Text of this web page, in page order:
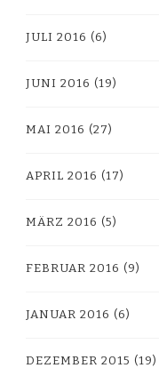
JULI 2016 (6)
JUNI 2016 (19)
MAI 2016 (27)
APRIL 2016 (17)
MÄRZ 2016 (5)
FEBRUAR 2016 (9)
JANUAR 2016 (6)
DEZEMBER 2015 (19)